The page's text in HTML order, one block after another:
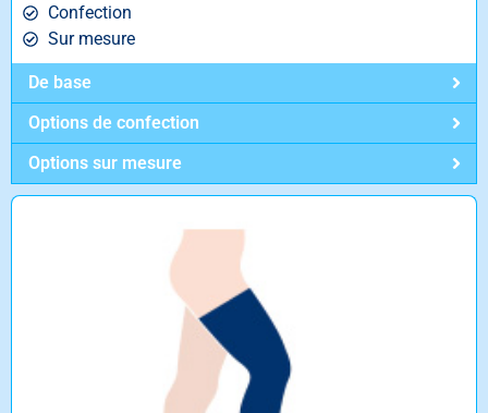
Confection
Sur mesure
De base
Options de confection
Options sur mesure